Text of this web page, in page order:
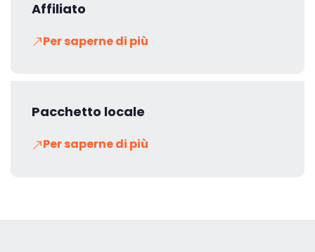
Affiliato
Per saperne di più
Pacchetto locale
Per saperne di più